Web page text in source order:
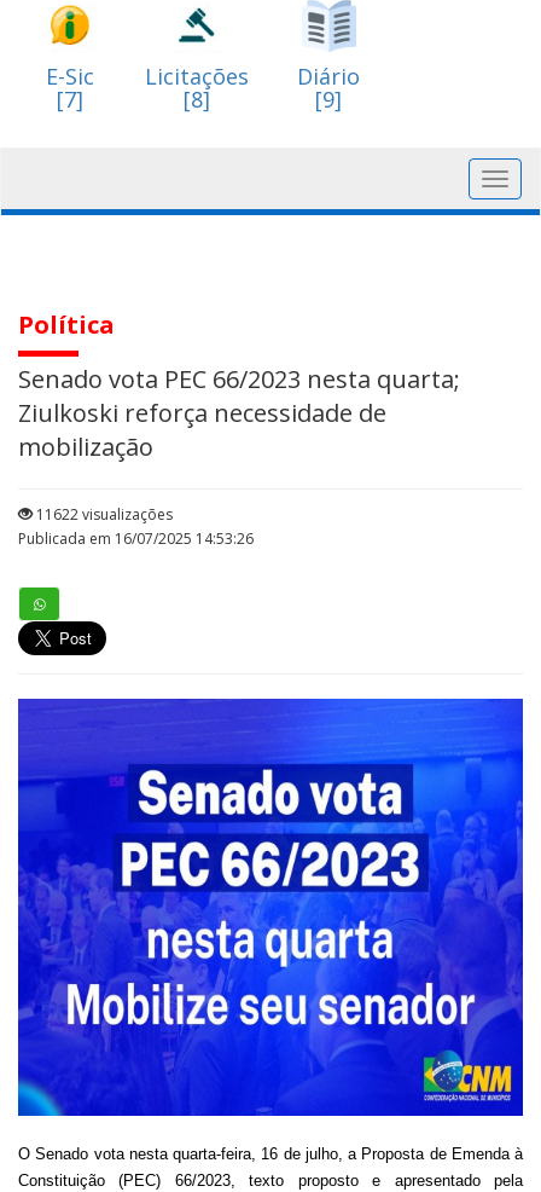
E-Sic
[7]
Licitações
[8]
Diário
[9]
Política
Senado vota PEC 66/2023 nesta quarta;
Ziulkoski reforça necessidade de
mobilização
11622 visualizações
Publicada em 16/07/2025 14:53:26
O Senado vota nesta quarta-feira, 16 de julho, a Proposta de Emenda à
Constituição (PEC) 66/2023, texto proposto e apresentado pela